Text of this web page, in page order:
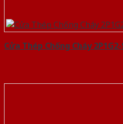
Cửa Thép Chống Cháy 2P1G2-